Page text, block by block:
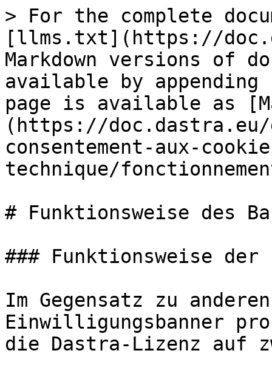
> For the complete
[llms.txt](https://
Markdown versions of
available by
page is available as
(https://
consentement-aux-
technique/
# Funktionsweise des
### Funktionsweise der
Im Gegensatz zu
Einwilligungsbanner
die Dastra-Lizenz auf